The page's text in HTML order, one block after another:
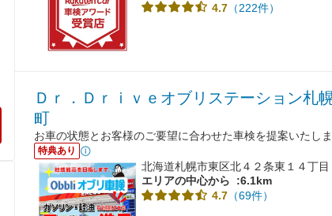
4.7 （222件）
Ｄｒ．Ｄｒｉｖｅオブリステーション札
町
お車の状態とお客様のご要望に合わせた車検を提案いたしま
特典あり
北海道札幌市東区北４２条東１４丁
エリアの中心から
:6.1km
4.7 （69件）